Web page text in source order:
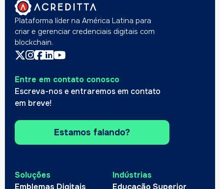
Plataforma líder na América Latina para
criar e gerenciar credenciais digitais com
blockchain.
Entre em contato conosco
Escreva-nos e entraremos em contato
em breve!
Estamos falando?
Soluções
Emblemas Digitais
Indústrias
Educação Superior